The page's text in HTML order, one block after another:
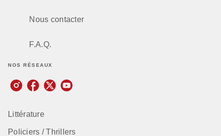
Nous contacter
F.A.Q.
NOS RÉSEAUX
Littérature
Policiers / Thrillers